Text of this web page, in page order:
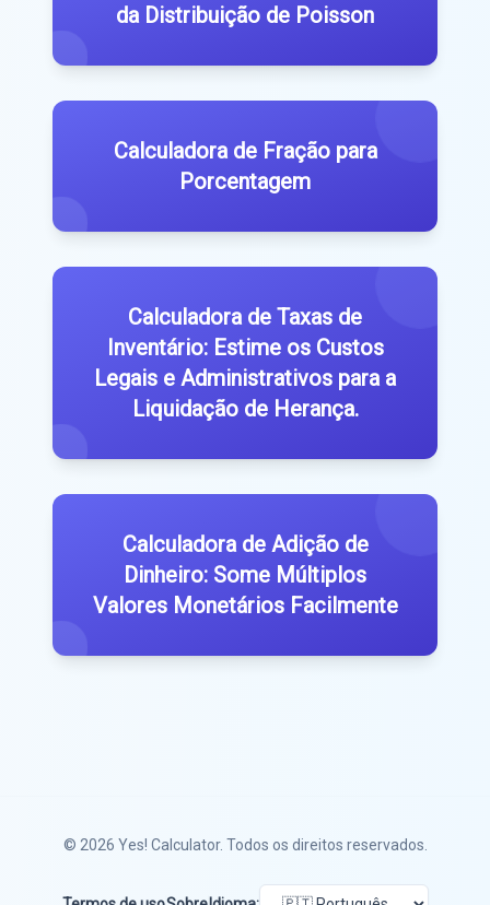
da Distribuição de Poisson
Calculadora de Fração para
Porcentagem
Calculadora de Taxas de
Inventário: Estime os Custos
Legais e Administrativos para a
Liquidação de Herança.
Calculadora de Adição de
Dinheiro: Some Múltiplos
Valores Monetários Facilmente
© 2026 Yes! Calculator. Todos os direitos reservados.